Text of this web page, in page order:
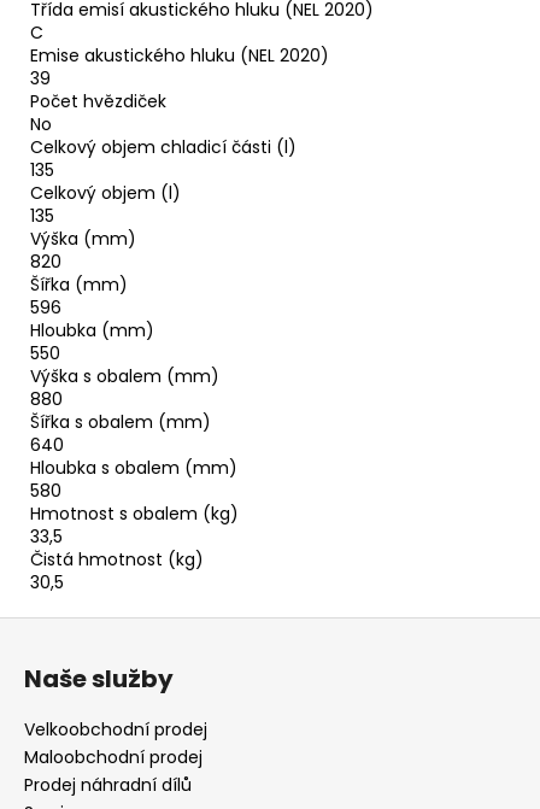
Třída emisí akustického hluku (NEL 2020)
C
Emise akustického hluku (NEL 2020)
39
Počet hvězdiček
No
Celkový objem chladicí části (l)
135
Celkový objem (l)
135
Výška (mm)
820
Šířka (mm)
596
Hloubka (mm)
550
Výška s obalem (mm)
880
Šířka s obalem (mm)
640
Hloubka s obalem (mm)
580
Hmotnost s obalem (kg)
33,5
Čistá hmotnost (kg)
30,5
Naše služby
Velkoobchodní prodej
Maloobchodní prodej
Prodej náhradní dílů